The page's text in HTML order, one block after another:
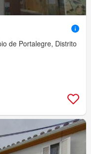
de Portalegre, Distrito